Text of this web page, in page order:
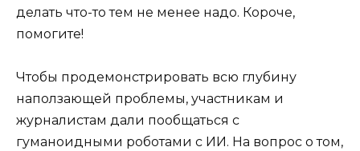
делать что-то тем не менее надо. Короче,
помогите!
Чтобы продемонстрировать всю глубину
наползающей проблемы, участникам и
журналистам дали пообщаться с
гуманоидными роботами с ИИ. На вопрос о том,